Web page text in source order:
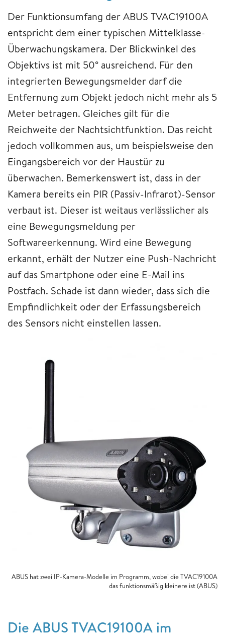
Der Funktionsumfang der ABUS TVAC19100A
entspricht dem einer typischen Mittelklasse-
Überwachungskamera. Der Blickwinkel des
Objektivs ist mit 50° ausreichend. Für den
integrierten Bewegungsmelder darf die
Entfernung zum Objekt jedoch nicht mehr als 5
Meter betragen. Gleiches gilt für die
Reichweite der Nachtsichtfunktion. Das reicht
jedoch vollkommen aus, um beispielsweise den
Eingangsbereich vor der Haustür zu
überwachen. Bemerkenswert ist, dass in der
Kamera bereits ein PIR (Passiv-Infrarot)-Sensor
verbaut ist. Dieser ist weitaus verlässlicher als
eine Bewegungsmeldung per
Softwareerkennung. Wird eine Bewegung
erkannt, erhält der Nutzer eine Push-Nachricht
auf das Smartphone oder eine E-Mail ins
Postfach. Schade ist dann wieder, dass sich die
Empfindlichkeit oder der Erfassungsbereich
des Sensors nicht einstellen lassen.
ABUS hat zwei IP-Kamera-Modelle im Programm, wobei die TVAC19100A
das funktionsmäßig kleinere ist (ABUS)
Die ABUS TVAC19100A im